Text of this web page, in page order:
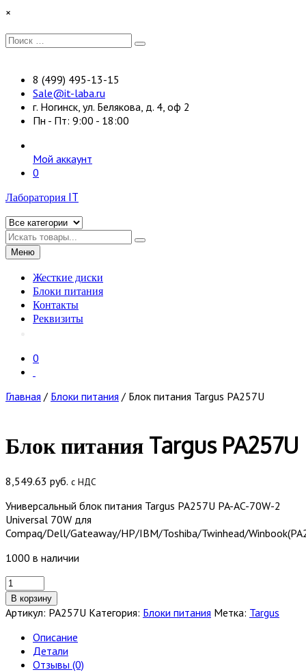
Перейти
содержимому
×
Искать:
Поиск
8 (499) 495-13-15
Sale@it-laba.ru
г. Ногинск, ул. Белякова, д. 4, оф 2
Пн - Пт: 9:00 - 18:00
Мой аккаунт
0
Лаборатория IT
Искать
Меню
Жесткие диски
Блоки питания
Контакты
Реквизиты
0
Главная / Блоки питания / Блок питания Targus PA257U
Блок питания Targus PA257U
8,549.63 руб. с НДС
Универсальный блок питания Targus PA257U PA-AC-70W-2
Universal 70W для
Compaq/Dell/Gateaway/HP/IBM/Toshiba/Twinhead/
1000 в наличии
Количество
товара
Блок
питания
Targus
PA257U
В корзину
Артикул: PA257U Категория: Блоки питания Метка: Targus
Описание
Детали
Отзывы (0)